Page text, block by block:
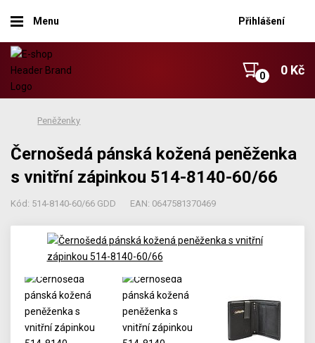
Menu Přihlášení
0 Kč
Peněženky
Černošedá pánská kožená peněženka
s vnitřní zápinkou 514-8140-60/66
Kód: 514-8140-60/66 GDD EAN: 0647581370469